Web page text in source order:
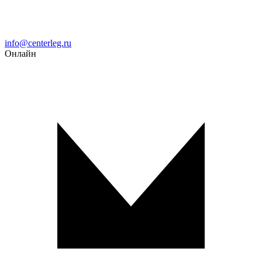
Email
info@centerleg.ru
Онлайн